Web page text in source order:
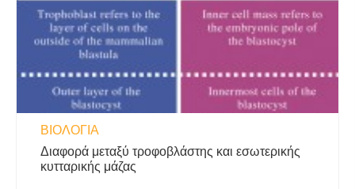
ΒΙΟΛΟΓΊΑ
Διαφορά μεταξύ τροφοβλάστης και εσωτερικής
κυτταρικής μάζας